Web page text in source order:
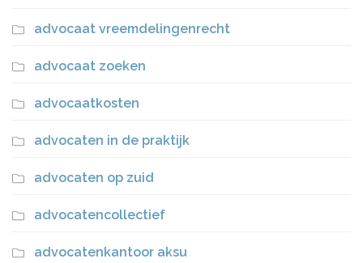
advocaat vreemdelingenrecht
advocaat zoeken
advocaatkosten
advocaten in de praktijk
advocaten op zuid
advocatencollectief
advocatenkantoor aksu